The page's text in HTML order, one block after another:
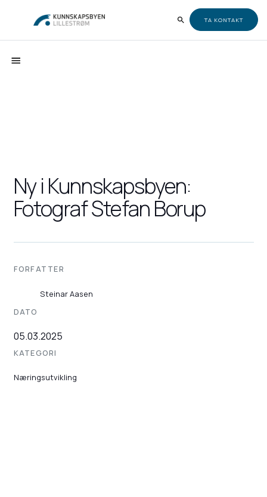
TA KONTAKT
Ny i Kunnskapsbyen:
Fotograf Stefan Borup
FORFATTER
Steinar Aasen
DATO
05.03.2025
KATEGORI
Næringsutvikling